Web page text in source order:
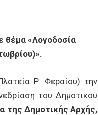
θέμα «Λογοδοσία
Ρ. Φεραίου) την
του Δημοτικού
της Δημοτικής Αρχής,